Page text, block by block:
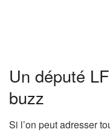
Un député
buzz
Si l’on peut adresser